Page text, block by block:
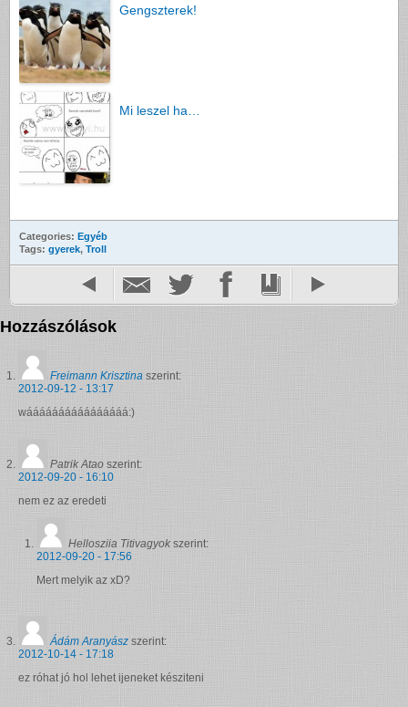
Gengszterek!
Mi leszel ha…
Categories: Egyéb
Tags: gyerek, Troll
Hozzászólások
Freimann Krisztina szerint:
2012-09-12 - 13:17
wáááááááááááááááá:)
Patrik Atao szerint:
2012-09-20 - 16:10
nem ez az eredeti
Hellosziia Titivagyok szerint:
2012-09-20 - 17:56
Mert melyik az xD?
Ádám Aranyász szerint:
2012-10-14 - 17:18
ez róhat jó hol lehet ijeneket késziteni